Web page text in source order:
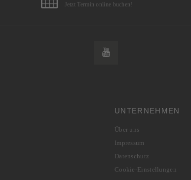
Jetzt Termin online buchen!
UNTERNEHMEN
Über uns
Impressum
Datenschutz
Cookie-Einstellungen